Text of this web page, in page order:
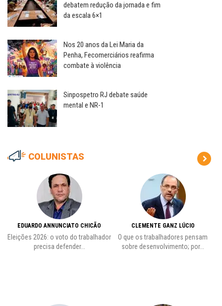
debatem redução da jornada e fim
da escala 6×1
Nos 20 anos da Lei Maria da
Penha, Fecomerciários reafirma
combate à violência
Sinpospetro RJ debate saúde
mental e NR-1
COLUNISTAS
EDUARDO ANNUNCIATO CHICÃO
Eleições 2026: o voto do trabalhador
precisa defender...
CLEMENTE GANZ LÚCIO
O que os trabalhadores pensam
sobre desenvolvimento; por...